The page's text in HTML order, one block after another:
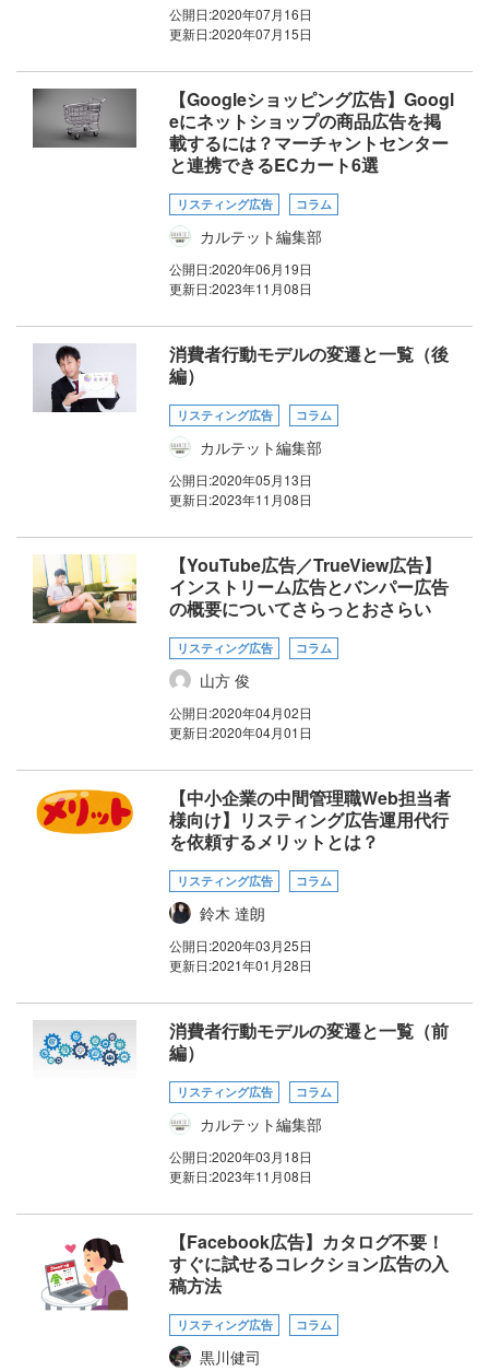
公開日:2020年07月16日
更新日:2020年07月15日
【Googleショッピング広告】Googl
eにネットショップの商品広告を掲
載するには？マーチャントセンター
と連携できるECカート6選
リスティング広告 コラム
カルテット編集部
公開日:2020年06月19日
更新日:2023年11月08日
消費者行動モデルの変遷と一覧（後
編）
リスティング広告 コラム
カルテット編集部
公開日:2020年05月13日
更新日:2023年11月08日
【YouTube広告／TrueView広告】
インストリーム広告とバンパー広告
の概要についてさらっとおさらい
リスティング広告 コラム
山方 俊
公開日:2020年04月02日
更新日:2020年04月01日
【中小企業の中間管理職Web担当者
様向け】リスティング広告運用代行
を依頼するメリットとは？
リスティング広告 コラム
鈴木 達朗
公開日:2020年03月25日
更新日:2021年01月28日
消費者行動モデルの変遷と一覧（前
編）
リスティング広告 コラム
カルテット編集部
公開日:2020年03月18日
更新日:2023年11月08日
【Facebook広告】カタログ不要！
すぐに試せるコレクション広告の入
稿方法
リスティング広告 コラム
黒川健司